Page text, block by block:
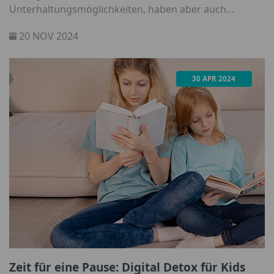
Unterhaltungsmöglichkeiten, haben aber auch
einer aktuellen Studie der Krankenkasse DAK sind
oder bereits abhängig. Was könnt Ihr als Eltern
dagegen tun?
20 NOV 2024
30 APR 2024
Zeit für eine Pause: Digital Detox für Kids